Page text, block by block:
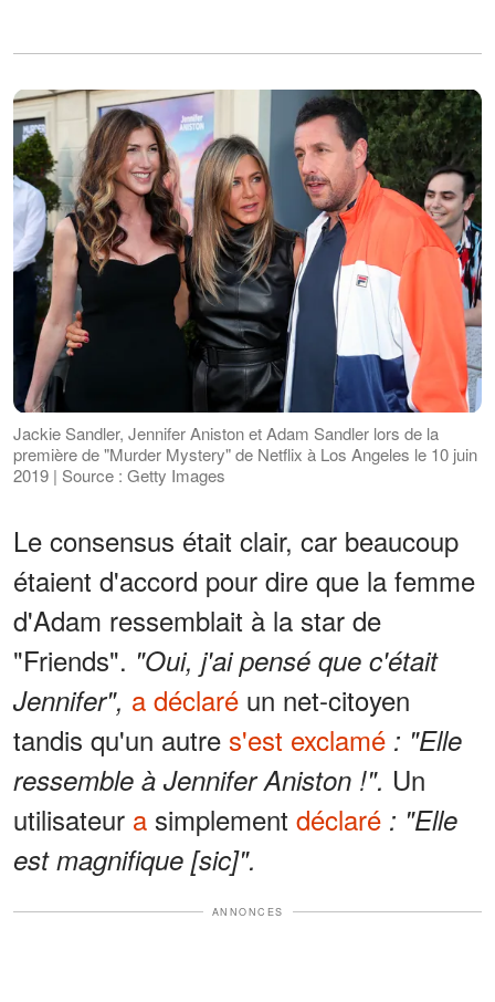
Jackie Sandler, Jennifer Aniston et Adam Sandler lors de la
première de "Murder Mystery" de Netflix à Los Angeles le 10 juin
2019 | Source : Getty Images
Le consensus était clair, car beaucoup
étaient d'accord pour dire que la femme
d'Adam ressemblait à la star de
"Friends". "Oui, j'ai pensé que c'était
Jennifer", a déclaré un net-citoyen
tandis qu'un autre s'est exclamé : "Elle
ressemble à Jennifer Aniston !". Un
utilisateur a simplement déclaré : "Elle
est magnifique [sic]".
ANNONCES